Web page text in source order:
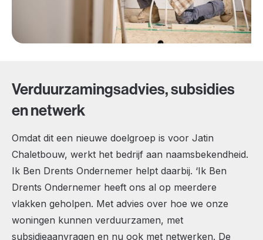
Verduurzamingsadvies, subsidies
en netwerk
Omdat dit een nieuwe doelgroep is voor Jatin
Chaletbouw, werkt het bedrijf aan naamsbekendheid.
Ik Ben Drents Ondernemer helpt daarbij. ‘Ik Ben
Drents Ondernemer heeft ons al op meerdere
vlakken geholpen. Met advies over hoe we onze
woningen kunnen verduurzamen, met
subsidieaanvragen en nu ook met netwerken. De